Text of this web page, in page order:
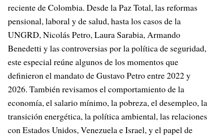
reciente de Colombia. Desde la Paz Total, las reformas
pensional, laboral y de salud, hasta los casos de la
UNGRD, Nicolás Petro, Laura Sarabia, Armando
Benedetti y las controversias por la política de seguridad,
este especial reúne algunos de los momentos que
definieron el mandato de Gustavo Petro entre 2022 y
2026. También revisamos el comportamiento de la
economía, el salario mínimo, la pobreza, el desempleo, la
transición energética, la política ambiental, las relaciones
con Estados Unidos, Venezuela e Israel, y el papel de